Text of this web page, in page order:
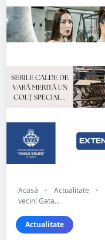
Acasă • Actualitate •
vecin! Gata...
Actualitate